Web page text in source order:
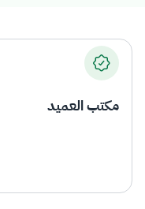
إدارة
مكتب العميد